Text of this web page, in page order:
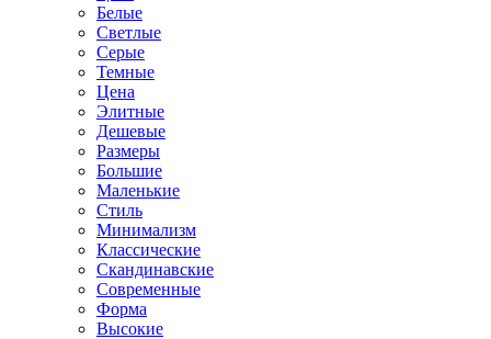
Белые
Светлые
Серые
Темные
Цена
Элитные
Дешевые
Размеры
Большие
Маленькие
Стиль
Минимализм
Классические
Скандинавские
Современные
Форма
Высокие